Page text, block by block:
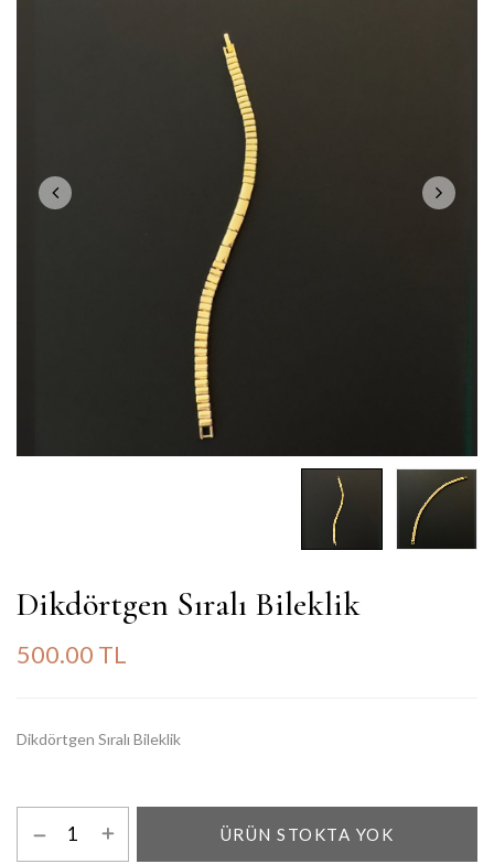
Dikdörtgen Sıralı Bileklik
500.00 TL
Dikdörtgen Sıralı Bileklik
ÜRÜN STOKTA YOK